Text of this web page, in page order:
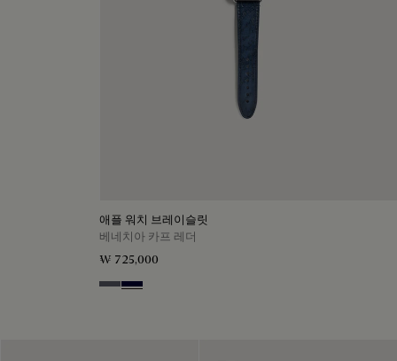
애플 워치 브레이슬릿
베네치아 카프 레더
₩ 725,000
Light Aluminio
Nero Blu